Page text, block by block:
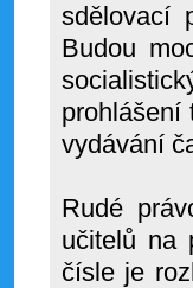
sdělovací
Budou
prohlášení
vydávání
Rudé
učitelů na
čísle je